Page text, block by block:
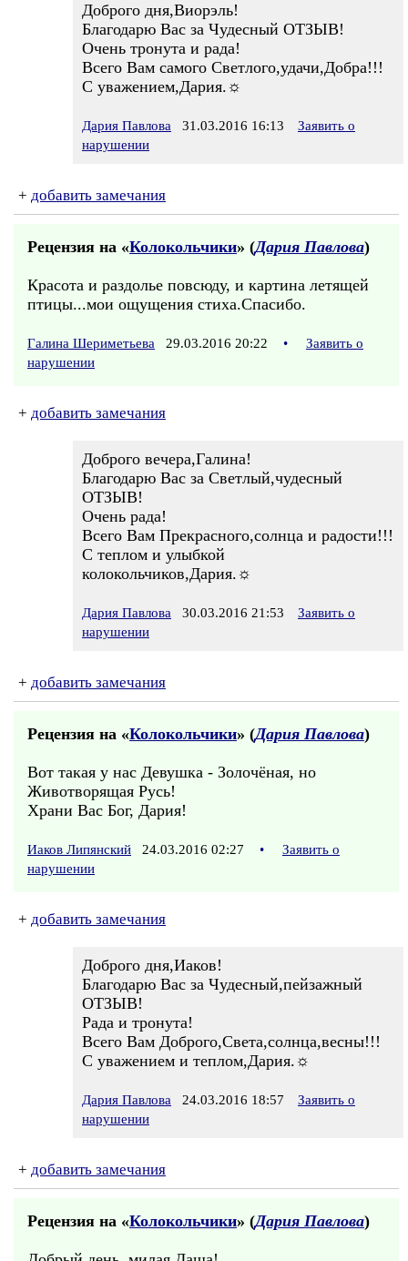
Доброго дня,Виорэль!
Благодарю Вас за Чудесный ОТЗЫВ!
Очень тронута и рада!
Всего Вам самого Светлого,удачи,Добра!!!
С уважением,Дария.☼
Дария Павлова 31.03.2016 16:13
Заявить о
нарушении
+ добавить замечания
Рецензия на «Колокольчики» (Дария Павлова)
Красота и раздолье повсюду, и картина летящей
птицы...мои ощущения стиха.Спасибо.
Галина Шериметьева 29.03.2016 20:22 •
Заявить о
нарушении
+ добавить замечания
Доброго вечера,Галина!
Благодарю Вас за Светлый,чудесный
ОТЗЫВ!
Очень рада!
Всего Вам Прекрасного,солнца и радости!!!
С теплом и улыбкой
колокольчиков,Дария.☼
Дария Павлова 30.03.2016 21:53
Заявить о
нарушении
+ добавить замечания
Рецензия на «Колокольчики» (Дария Павлова)
Вот такая у нас Девушка - Золочёная, но
Животворящая Русь!
Храни Вас Бог, Дария!
Иаков Липянский 24.03.2016 02:27 •
Заявить о
нарушении
+ добавить замечания
Доброго дня,Иаков!
Благодарю Вас за Чудесный,пейзажный
ОТЗЫВ!
Рада и тронута!
Всего Вам Доброго,Света,солнца,весны!!!
С уважением и теплом,Дария.☼
Дария Павлова 24.03.2016 18:57
Заявить о
нарушении
+ добавить замечания
Рецензия на «Колокольчики» (Дария Павлова)